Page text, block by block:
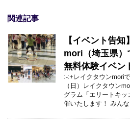
関連記事
【イベント告
mori（埼玉県）
無料体験イベン
:-:+レイクタウンmori
（日）レイクタウン
グラム「エリートキ
催いたします！ みんな